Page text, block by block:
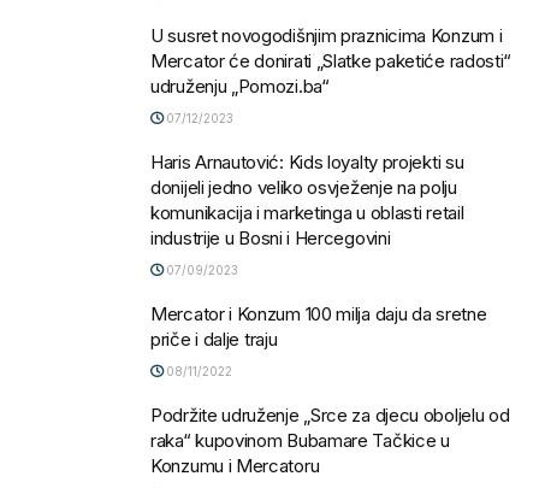
U susret novogodišnjim praznicima Konzum i
Mercator će donirati „Slatke paketiće radosti“
udruženju „Pomozi.ba“
07/12/2023
Haris Arnautović: Kids loyalty projekti su
donijeli jedno veliko osvježenje na polju
komunikacija i marketinga u oblasti retail
industrije u Bosni i Hercegovini
07/09/2023
Mercator i Konzum 100 milja daju da sretne
priče i dalje traju
08/11/2022
Podržite udruženje „Srce za djecu oboljelu od
raka“ kupovinom Bubamare Tačkice u
Konzumu i Mercatoru